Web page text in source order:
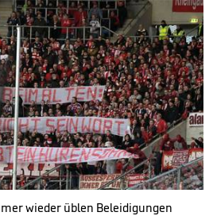
wieder üblen Beleidigungen